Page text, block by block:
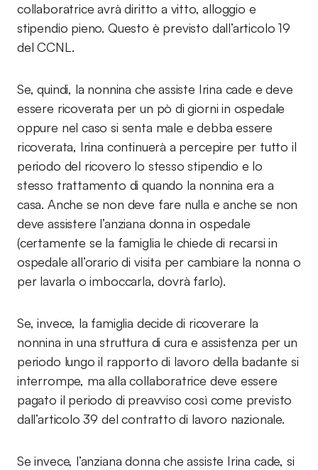
collaboratrice avrà diritto a vitto, alloggio e
stipendio pieno. Questo è previsto dall’articolo 19
del CCNL.
Se, quindi, la nonnina che assiste Irina cade e deve
essere ricoverata per un pò di giorni in ospedale
oppure nel caso si senta male e debba essere
ricoverata, Irina continuerà a percepire per tutto il
periodo del ricovero lo stesso stipendio e lo
stesso trattamento di quando la nonnina era a
casa. Anche se non deve fare nulla e anche se non
deve assistere l’anziana donna in ospedale
(certamente se la famiglia le chiede di recarsi in
ospedale all’orario di visita per cambiare la nonna o
per lavarla o imboccarla, dovrà farlo).
Se, invece, la famiglia decide di ricoverare la
nonnina in una struttura di cura e assistenza per un
periodo lungo il rapporto di lavoro della badante si
interrompe, ma alla collaboratrice deve essere
pagato il periodo di preavviso così come previsto
dall’articolo 39 del contratto di lavoro nazionale.
Se invece, l’anziana donna che assiste Irina cade, si